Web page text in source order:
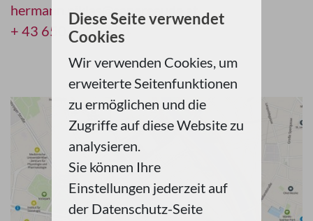
Diese Seite verwendet
Cookies
Wir verwenden Cookies, um
erweiterte Seitenfunktionen
zu ermöglichen und die
Zugriffe auf diese Website zu
analysieren.
Sie können Ihre
Einstellungen jederzeit auf
der Datenschutz-Seite
hermann.niklas@sapereaude.at
+ 43 650 8309 184